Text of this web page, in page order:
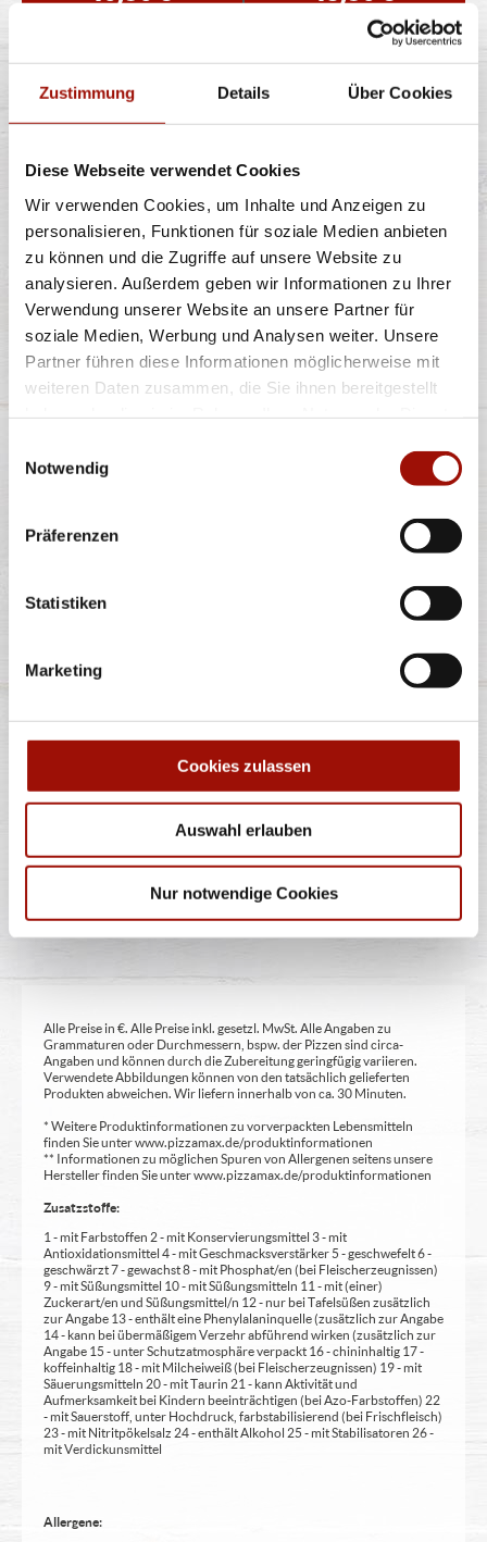
Zustimmung Details Über Cookies
Diese Webseite verwendet Cookies
Wir verwenden Cookies, um Inhalte und Anzeigen zu
personalisieren, Funktionen für soziale Medien anbieten
zu können und die Zugriffe auf unsere Website zu
analysieren. Außerdem geben wir Informationen zu Ihrer
Verwendung unserer Website an unsere Partner für
soziale Medien, Werbung und Analysen weiter. Unsere
Partner führen diese Informationen möglicherweise mit
weiteren Daten zusammen, die Sie ihnen bereitgestellt
Notwendig
Präferenzen
Statistiken
Marketing
Cookies zulassen
Auswahl erlauben
Nur notwendige Cookies
rote Zwiebeln, Lollo Bionda...mehr
10,90 € 13,90 €
LOUISIANA BURGER
Soft Bun, Homestyle Burger (125g) - 100% Rind,
OLDSCHOOL BURGER
Tomaten, Röstzwiebeln, Lollo Bionda...mehr
einfach
9,90 €
doppelt
12,90 €
Alle Preise in €. Alle Preise inkl. gesetzl. MwSt. Alle Angaben zu
Grammaturen oder Durchmessern, bspw. der Pizzen sind circa-
Angaben und können durch die Zubereitung geringfügig variieren.
Verwendete Abbildungen können von den tatsächlich gelieferten
Produkten abweichen. Wir liefern innerhalb von ca. 30 Minuten.
* Weitere Produktinformationen zu vorverpackten Lebensmitteln
finden Sie unter www.pizzamax.de/produktinformationen
** Informationen zu möglichen Spuren von Allergenen seitens unsere
Hersteller finden Sie unter www.pizzamax.de/produktinformationen
Zusatzstoffe:
1 - mit Farbstoffen 2 - mit Konservierungsmittel 3 - mit
Antioxidationsmittel 4 - mit Geschmacksverstärker 5 - geschwefelt 6 -
geschwärzt 7 - gewachst 8 - mit Phosphat/en (bei Fleischerzeugnissen)
9 - mit Süßungsmittel 10 - mit Süßungsmitteln 11 - mit (einer)
Zuckerart/en und Süßungsmittel/n 12 - nur bei Tafelsüßen zusätzlich
zur Angabe 13 - enthält eine Phenylalaninquelle (zusätzlich zur Angabe
14 - kann bei übermäßigem Verzehr abführend wirken (zusätzlich zur
Angabe 15 - unter Schutzatmosphäre verpackt 16 - chininhaltig 17 -
koffeinhaltig 18 - mit Milcheiweiß (bei Fleischerzeugnissen) 19 - mit
Säuerungsmitteln 20 - mit Taurin 21 - kann Aktivität und
Aufmerksamkeit bei Kindern beeinträchtigen (bei Azo-Farbstoffen) 22
- mit Sauerstoff, unter Hochdruck, farbstabilisierend (bei Frischfleisch)
23 - mit Nitritpökelsalz 24 - enthält Alkohol 25 - mit Stabilisatoren 26 -
mit Verdickunsmittel
Allergene: